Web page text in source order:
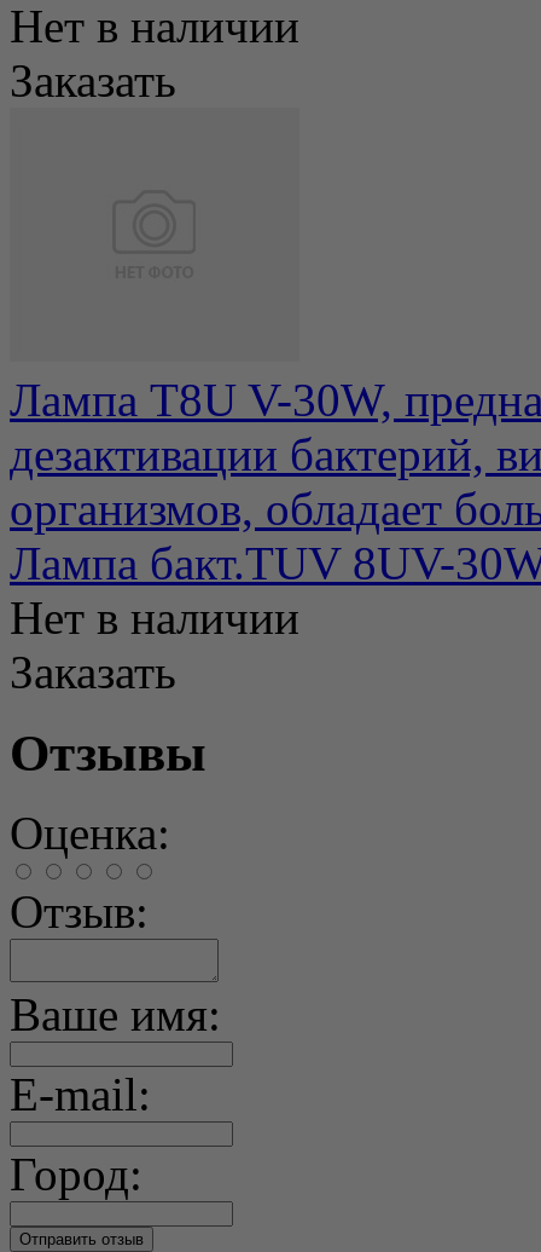
Нет в наличии
Заказать
Лампа T8U V-30W,
дезактивации бактерий,
организмов, обладает
Лампа бакт.TUV 8UV-
Нет в наличии
Заказать
Отзывы
Оценка:
Отзыв:
Ваше имя:
E-mail:
Город: